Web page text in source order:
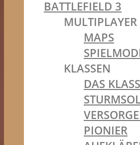
BATTLEFIELD 3
MULTIPLAYER
MAPS
KLASSEN
DAS
PIONIER